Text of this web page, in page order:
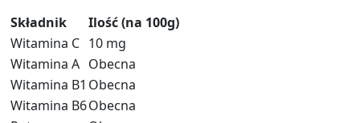
Składnik
Ilość (na 100g)
Witamina C 10 mg
Witamina A Obecna
Witamina B1 Obecna
Witamina B6Obecna